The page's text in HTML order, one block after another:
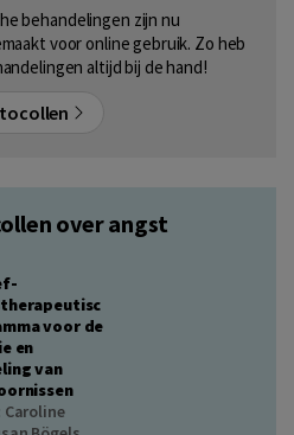
behandelingen zijn nu
voor online gebruik. Zo heb
altijd bij de hand!
over angst
voor de
en
van
Caroline